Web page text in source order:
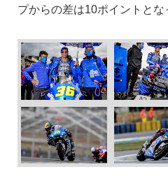
プからの差は10ポイントとな